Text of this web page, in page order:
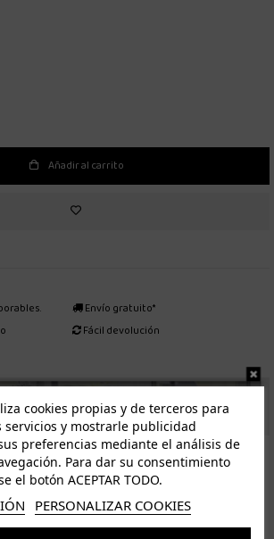
Añadir al carrito
Envío gratuito*
Fácil devolución
*
partir de 50€
a partir de 50€
cookies propias y de terceros para
servicios y mostrarle publicidad
preferencias mediante el análisis de
Para dar su consentimiento
el botón ACEPTAR TODO.
PERSONALIZAR COOKIES